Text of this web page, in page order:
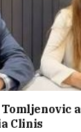
Tomljenovic
Clinis